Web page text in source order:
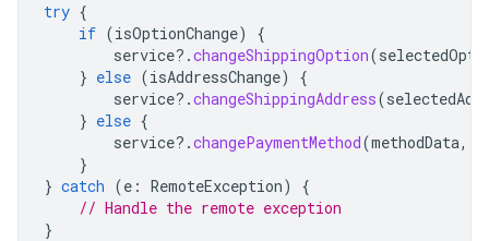
try {
if (isOptionChange)
{
service?.changeShippingOption(
} else (isAddressChange)
{
service?.changeShippingAddress(
} else {
service?.changePaymentMethod(methodData,
}
} catch (e : RemoteException)
{
// Handle the remote exception
}